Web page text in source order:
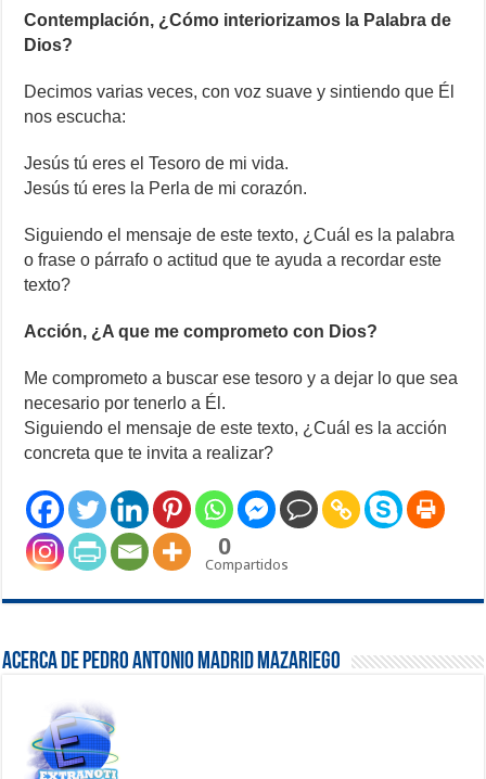
Contemplación, ¿Cómo interiorizamos la Palabra de
Dios?
Decimos varias veces, con voz suave y sintiendo que Él
nos escucha:
Jesús tú eres el Tesoro de mi vida.
Jesús tú eres la Perla de mi corazón.
Siguiendo el mensaje de este texto, ¿Cuál es la palabra
o frase o párrafo o actitud que te ayuda a recordar este
texto?
Acción, ¿A que me comprometo con Dios?
Me comprometo a buscar ese tesoro y a dejar lo que sea
necesario por tenerlo a Él.
Siguiendo el mensaje de este texto, ¿Cuál es la acción
concreta que te invita a realizar?
0
Compartidos
Acerca de Pedro Antonio Madrid Mazariego